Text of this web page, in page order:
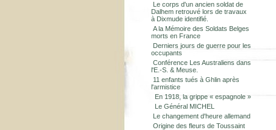
Le corps d'un ancien soldat de
Dalhem retrouvé lors de travaux
à Dixmude identifié.
A la Mémoire des Soldats Belges
morts en France
Derniers jours de guerre pour les
occupants
Conférence Les Australiens dans
l'E.-S. & Meuse.
11 enfants tués à Ghlin après
l'armistice
En 1918, la grippe « espagnole »
Le Général MICHEL
Le changement d'heure allemand
Origine des fleurs de Toussaint